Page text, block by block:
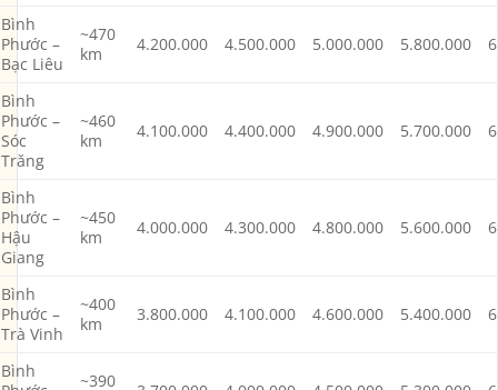
Bình
Phước –
Bạc Liêu
~470
km
4.200.000 4.500.000 5.000.000 5.800.000
Bình
Phước –
Sóc
Trăng
~460
km
4.100.000 4.400.000 4.900.000 5.700.000
Bình
Phước –
Hậu
Giang
~450
km
4.000.000 4.300.000 4.800.000 5.600.000
Bình
Phước –
Trà Vinh
~400
km
3.800.000 4.100.000 4.600.000 5.400.000
Bình
~390